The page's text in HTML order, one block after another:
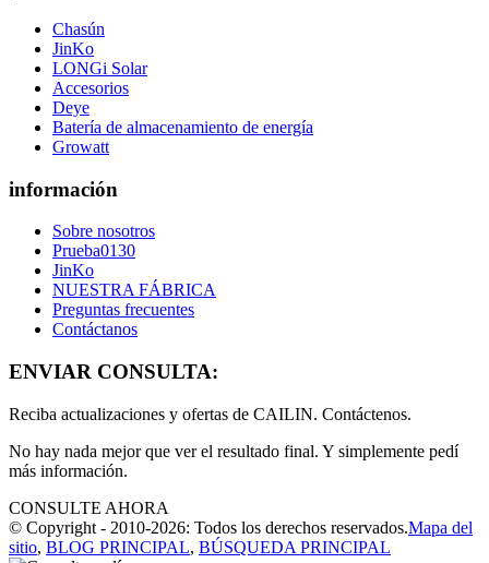
Chasún
JinKo
LONGi Solar
Accesorios
Deye
Batería de almacenamiento de energía
Growatt
información
Sobre nosotros
Prueba0130
JinKo
NUESTRA FÁBRICA
Preguntas frecuentes
Contáctanos
ENVIAR CONSULTA:
Reciba actualizaciones y ofertas de CAILIN. Contáctenos.
No hay nada mejor que ver el resultado final. Y simplemente pedí
más información.
CONSULTE AHORA
© Copyright - 2010-2026: Todos los derechos reservados.Mapa del
sitio, BLOG PRINCIPAL, BÚSQUEDA PRINCIPAL